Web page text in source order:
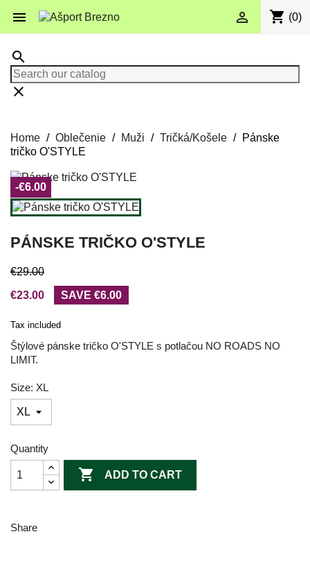
 shopping_cart (0)

search
clear
Home Oblečenie Muži Tričká/Košele
Pánske
tričko O'STYLE
-€6.00
PÁNSKE TRIČKO O'STYLE
€29.00
€23.00
SAVE €6.00
Tax included
Štýlové pánske tričko O'STYLE s potlačou NO ROADS NO
LIMIT.
Size: XL
Quantity
 ADD TO CART
Share